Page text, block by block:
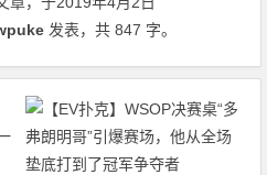
发表，共 847 字。